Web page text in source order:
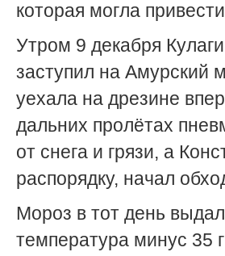
которая могла
Утром 9 декабря
заступил на Амурский
уехала на дрезине
дальних пролётах
от снега и грязи, а
распорядку, начал
Мороз в тот день
температура минус 35